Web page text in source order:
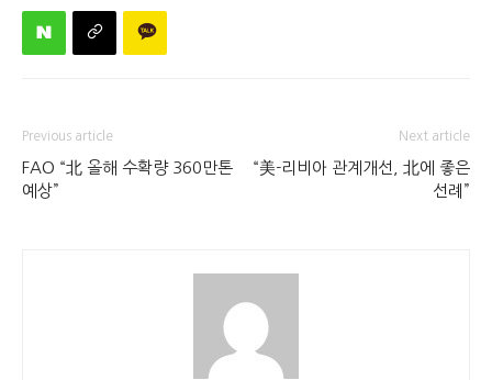
Previous article
FAO “北 올해 수확량 360만톤
예상”
Next article
“美-리비아 관계개선, 北에 좋은
선례”